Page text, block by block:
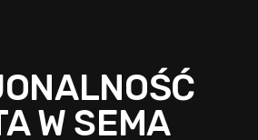
W SEMA